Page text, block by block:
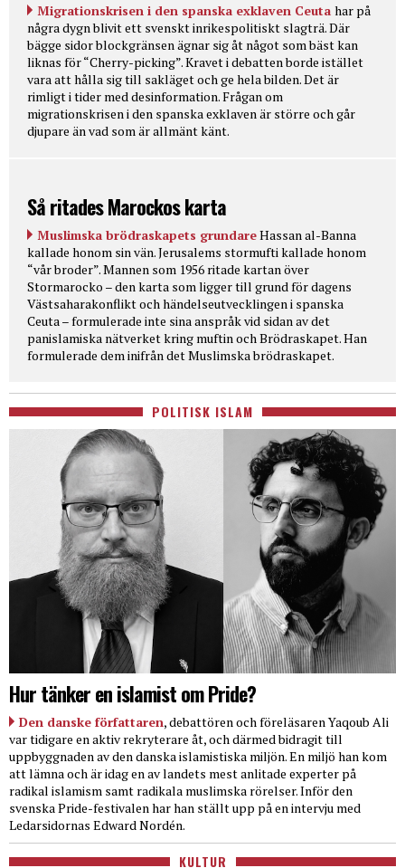
Migrationskrisen i den spanska exklaven Ceuta har på
några dygn blivit ett svenskt inrikespolitiskt slagträ. Där
bägge sidor blockgränsen ägnar sig åt något som bäst kan
liknas för “Cherry-picking”. Kravet i debatten borde istället
vara att hålla sig till sakläget och ge hela bilden. Det är
rimligt i tider med desinformation. Frågan om
migrationskrisen i den spanska exklaven är större och går
djupare än vad som är allmänt känt.
Så ritades Marockos karta
Muslimska brödraskapets grundareHassan al-Banna
kallade honom sin vän. Jerusalems stormufti kallade honom
“vår broder”. Mannen som 1956 ritade kartan över
Stormarocko – den karta som ligger till grund för dagens
Västsaharakonflikt och händelseutvecklingen i spanska
Ceuta – formulerade inte sina anspråk vid sidan av det
panislamiska nätverket kring muftin och Brödraskapet. Han
formulerade dem inifrån det Muslimska brödraskapet.
POLITISK ISLAM
Hur tänker en islamist om Pride?
Den danske författaren, debattören och föreläsaren Yaqoub Ali
var tidigare en aktiv rekryterare åt, och därmed bidragit till
uppbyggnaden av den danska islamistiska miljön. En miljö han kom
att lämna och är idag en av landets mest anlitade experter på
radikal islamism samt radikala muslimska rörelser. Inför den
svenska Pride-festivalen har han ställt upp på en intervju med
Ledarsidornas Edward Nordén.
KULTUR